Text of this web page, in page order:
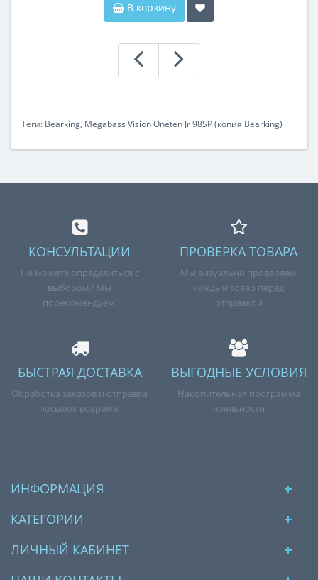
В корзину
Теги: Bearking, Megabass Vision Oneten Jr 98SP (копия Bearking)
КОНСУЛЬТАЦИИ
Не можете определиться с
выбором? Мы
порекомендуем!
ПРОВЕРКА ТОВАРА
Мы визуально проверяем
каждый товар перед
отправкой
БЫСТРАЯ ДОСТАВКА
Обработка заказов и отправка
посылок вовремя!
ВЫГОДНЫЕ УСЛОВИЯ
Накопительная программа
лояльности
ИНФОРМАЦИЯ
КАТЕГОРИИ
ЛИЧНЫЙ КАБИНЕТ